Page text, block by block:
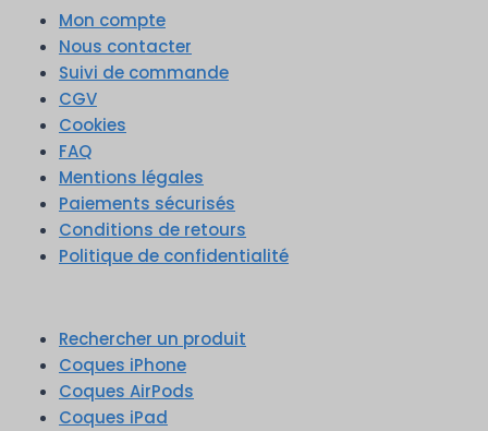
Mon compte
Nous contacter
Suivi de commande
CGV
Cookies
FAQ
Mentions légales
Paiements sécurisés
Conditions de retours
Politique de confidentialité
Rechercher un produit
Coques iPhone
Coques AirPods
Coques iPad